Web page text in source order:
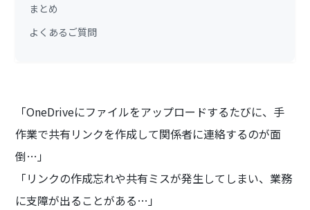
まとめ
よくあるご質問
「OneDriveにファイルをアップロードするたびに、手
作業で共有リンクを作成して関係者に連絡するのが面
倒…」
「リンクの作成忘れや共有ミスが発生してしまい、業務
に支障が出ることがある…」